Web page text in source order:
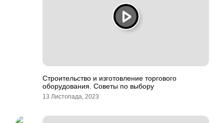
Строительство и изготовление торгового
оборудования. Советы по выбору
13 Листопада, 2023